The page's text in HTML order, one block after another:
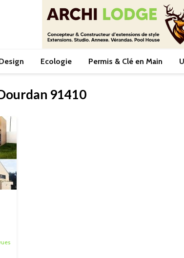
Ecologie Permis & Clé en Main
91410